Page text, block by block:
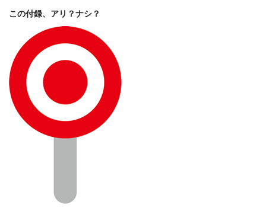
この付録、アリ？ナシ？